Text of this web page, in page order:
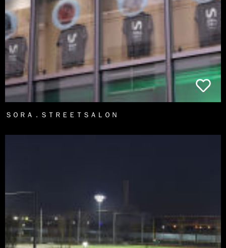
ＳＯＲＡ．ＳＴＲＥＥＴＳＡＬＯＮ